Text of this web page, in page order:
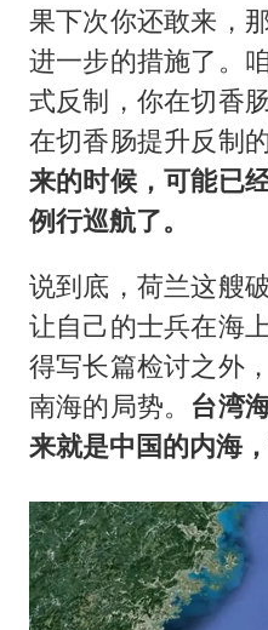
果下次你还敢来，
进一步的措施了。
式反制，你在切香
在切香肠提升反制
来的时候，可能已
例行巡航了。
说到底，荷兰这艘
让自己的士兵在海
得写长篇检讨之外
南海的局势。 台湾
来就是中国的内海